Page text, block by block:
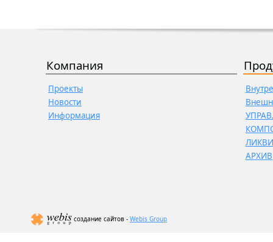
Компания
Проекты
Новости
Информация
АРХИВ
создание сайтов - Webis Group